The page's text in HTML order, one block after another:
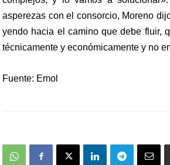
asperezas con el consorcio, Moreno
yendo hacia el camino que debe fluir,
técnicamente y económicamente y no
Fuente: Emol